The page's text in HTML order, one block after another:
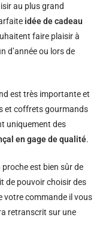
au plus grand
idée de cadeau
faire plaisir à
d’année ou lors de
est très importante et
et coffrets gourmands
uniquement des
en gage de qualité.
est bien sûr de
de pouvoir choisir des
votre commande il vous
retranscrit sur une